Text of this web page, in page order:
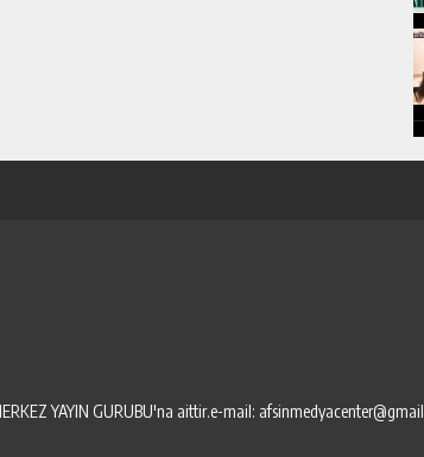
YAYIN GURUBU'na aittir.e-mail: